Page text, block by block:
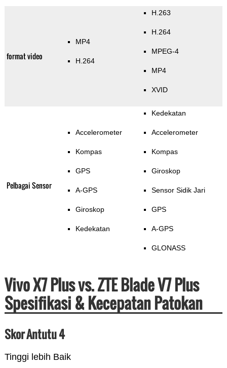
format video
MP4
H.264
H.263
H.264
MPEG-4
MP4
XVID
Pelbagai Sensor
Accelerometer
Kompas
GPS
A-GPS
Giroskop
Kedekatan
Kedekatan
Accelerometer
Kompas
Giroskop
Sensor Sidik Jari
GPS
A-GPS
GLONASS
Vivo X7 Plus vs. ZTE Blade V7 Plus
Spesifikasi & Kecepatan Patokan
Skor Antutu 4
Tinggi lebih Baik